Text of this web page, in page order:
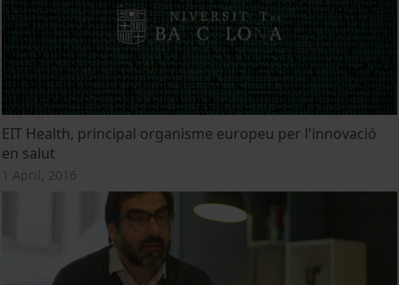
EIT Health, principal organisme europeu per l'innovació
en salut
1 April, 2016